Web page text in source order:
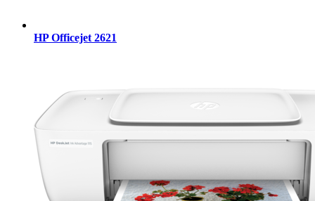
HP Officejet 2621